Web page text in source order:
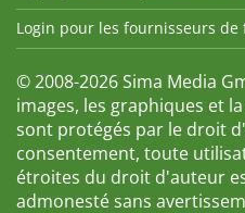
Login pour les fournisseurs de
© 2008-2026 Sima Media
images, les graphiques et
sont protégés par le droit
consentement, toute
étroites du droit d'auteur
admonesté sans